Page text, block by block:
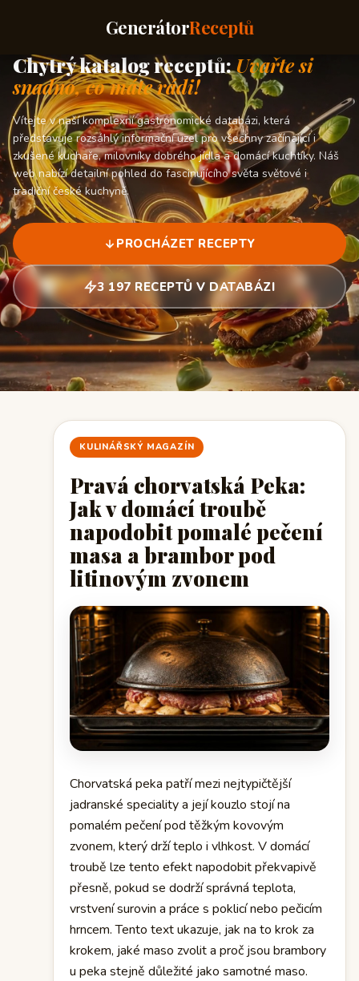
GenerátorReceptů
Chytrý katalog receptů:Uvařte si
snadno, co máte rádi!
Vítejte v naší komplexní gastronomické databázi, která
představuje rozsáhlý informační uzel pro všechny začínající i
zkušené kuchaře, milovníky dobrého jídla a domácí kuchtíky. Náš
web nabízí detailní pohled do fascinujícího světa světové i
tradiční české kuchyně.
PROCHÁZET RECEPTY
3 197 RECEPTŮ V DATABÁZI
KULINÁŘSKÝ MAGAZÍN
Pravá chorvatská Peka:
Jak v domácí troubě
napodobit pomalé pečení
masa a brambor pod
litinovým zvonem
Chorvatská peka patří mezi nejtypičtější
jadranské speciality a její kouzlo stojí na
pomalém pečení pod těžkým kovovým
zvonem, který drží teplo i vlhkost. V domácí
troubě lze tento efekt napodobit překvapivě
přesně, pokud se dodrží správná teplota,
vrstvení surovin a práce s poklicí nebo pečicím
hrncem. Tento text ukazuje, jak na to krok za
krokem, jaké maso zvolit a proč jsou brambory
u peka stejně důležité jako samotné maso.